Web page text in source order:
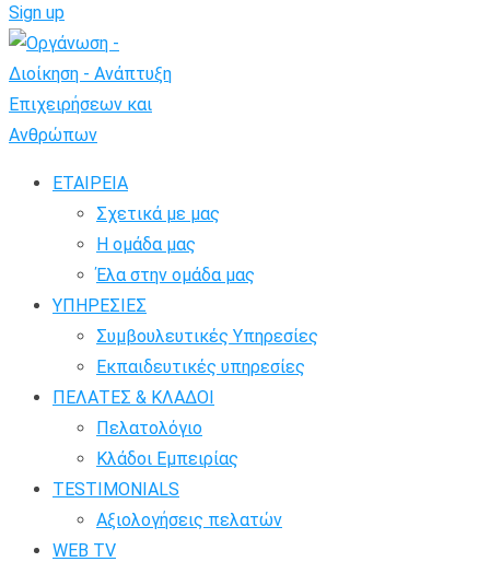
Sign up
ΕΤΑΙΡΕΙΑ
Σχετικά με μας
Η ομάδα μας
Έλα στην ομάδα μας
ΥΠΗΡΕΣΙΕΣ
Συμβουλευτικές Υπηρεσίες
Εκπαιδευτικές υπηρεσίες
ΠΕΛΑΤΕΣ & ΚΛΑΔΟΙ
Πελατολόγιο
Κλάδοι Εμπειρίας
TESTIMONIALS
Αξιολογήσεις πελατών
WEB TV